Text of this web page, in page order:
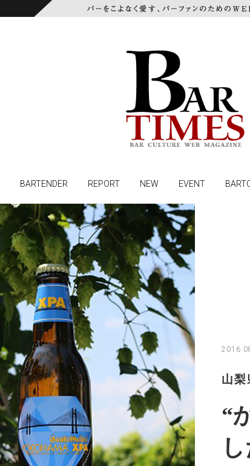
BARTENDER REPORT NEW EVENT
山
“